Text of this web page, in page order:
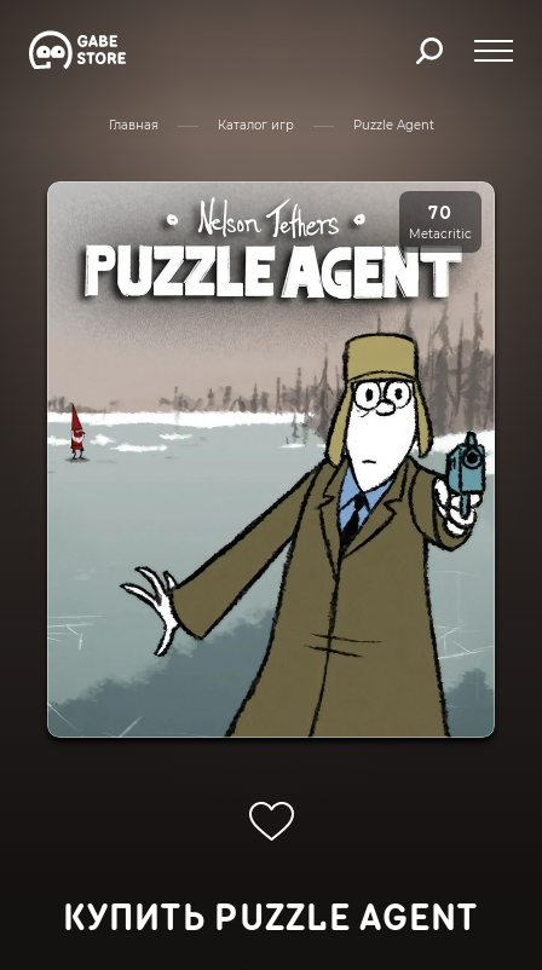
Главная Каталог игр Puzzle Agent
70
Metacritic
КУПИТЬ PUZZLE AGENT